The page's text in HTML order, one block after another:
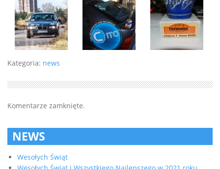
Kategoria: news
Komentarze zamknięte.
NEWS
Wesołych Świąt